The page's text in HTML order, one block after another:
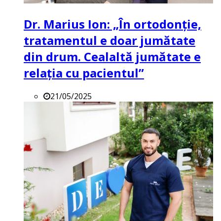
Dr. Marius Ion: „În ortodonție,
tratamentul e doar jumătate
din drum. Cealaltă jumătate e
relația cu pacientul”
21/05/2025